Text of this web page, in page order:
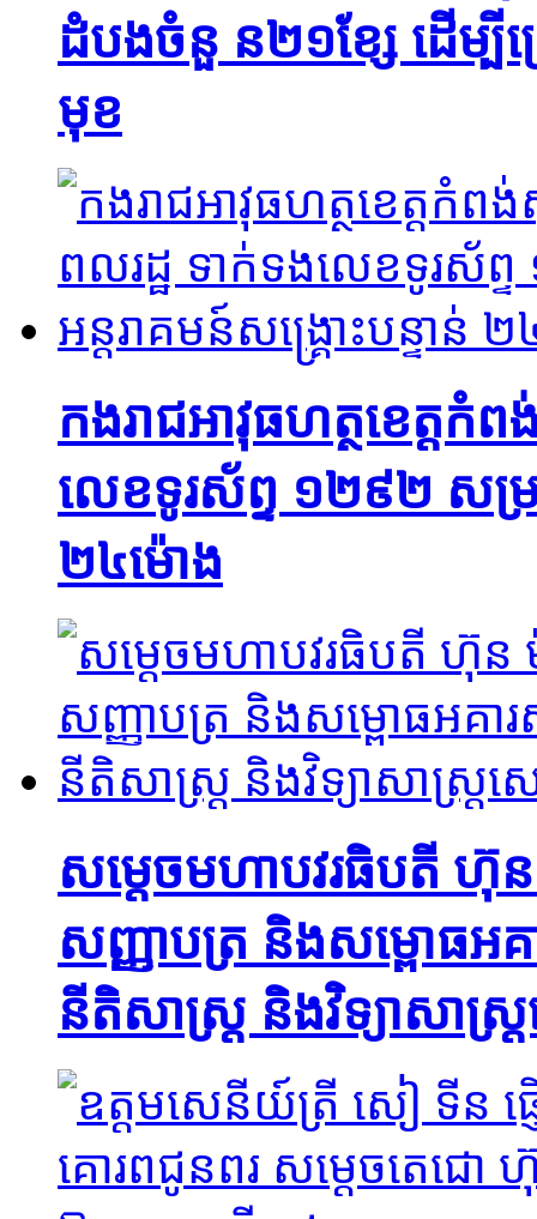
ដំបងចំនួ ន២១ខ្សែ ដើម្បី
មុខ
កងរាជអាវុធហត្ថខេត្តកំព
លេខទូរស័ព្ទ ១២៩២ សម្រា
២៤ម៉ោង
សម្តេចមហាបវរធិបតី
សញ្ញាបត្រ និងសម្ពោធអ
នីតិសាស្ត្រ និងវិទ្យាសាស្ត្រ